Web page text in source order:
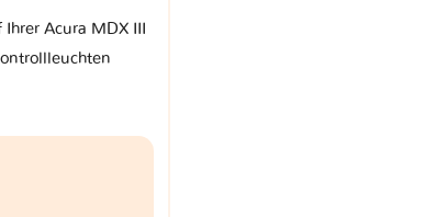
Acura MDX III